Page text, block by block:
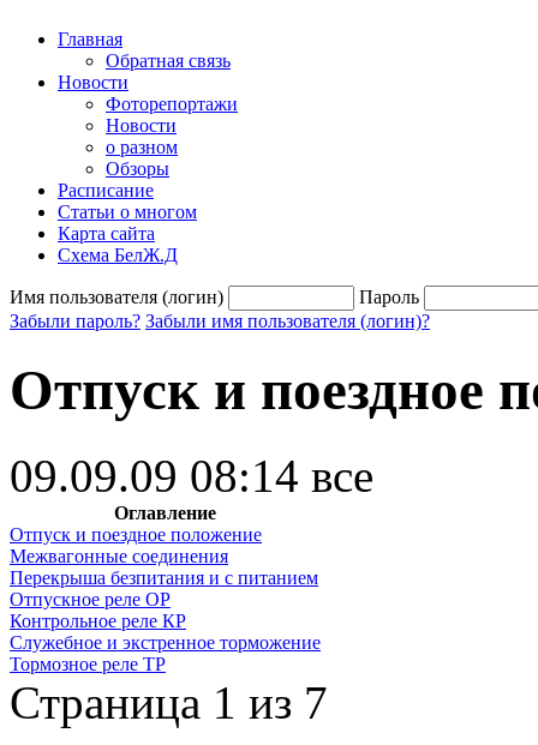
Главная
Обратная связь
Новости
Фоторепортажи
Новости
о разном
Обзоры
Расписание
Статьи о многом
Карта сайта
Схема БелЖ.Д
Имя пользователя (логин)
Пароль
Забыли пароль? Забыли имя пользователя (логин)?
Отпуск и поездное
09.09.09 08:14 все
Оглавление
Отпуск и поездное положение
Межвагонные соединения
Перекрыша безпитания и с питанием
Отпускное реле ОР
Контрольное реле КР
Служебное и экстренное торможение
Тормозное реле ТР
Страница 1 из 7